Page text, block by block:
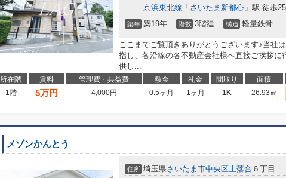
京浜東北線 「 さいたま新都心 」駅 徒歩
築年 築19年 階数 3階建 構造 軽量鉄骨
ここまでご覧頂きありがとうございます♪当社
指し、各沿線の各不動産会社様へ直接ご挨拶に
供し...
所在階 賃料 管理費・共益費 敷金 礼金 間取り 面積
1階
5万円 4,000円 0.5ヶ月 1ヶ月 1K 26.93㎡
メゾンかんとう
住所 埼玉県さいたま市中央区上落合 ６丁目